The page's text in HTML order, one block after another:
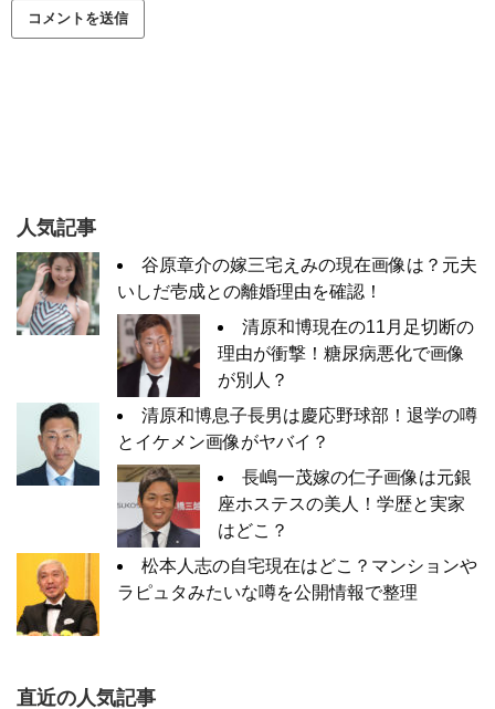
人気記事
谷原章介の嫁三宅えみの現在画像は？元夫
いしだ壱成との離婚理由を確認！
清原和博現在の11月足切断の
理由が衝撃！糖尿病悪化で画像
が別人？
清原和博息子長男は慶応野球部！退学の噂
とイケメン画像がヤバイ？
長嶋一茂嫁の仁子画像は元銀
座ホステスの美人！学歴と実家
はどこ？
松本人志の自宅現在はどこ？マンションや
ラピュタみたいな噂を公開情報で整理
直近の人気記事